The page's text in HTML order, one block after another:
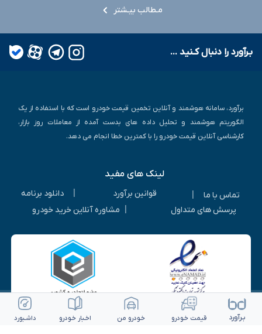
مـطالب بیـشتر
بـرآورد را دنبال کـنید ...
برآورد، سامانه هوشمند و آنلاین تخمین قیمت خودرو است که با استفاده از یک
الگوریتم هوشمند و تحلیل داده های بدست آمده از معاملات روز بازار،
کارشناسی آنلاین قیمت خودرو را با کمترین خطا انجام می دهد.
لینک های مفید
تماس با ما قوانین برآورد
دانلود برنامه
پرسش های متداول
مشاوره آنلاین خرید خودرو
بـرآورد قیمت خـودرو خـودرو من اخـبار خـودرو داشـبورد